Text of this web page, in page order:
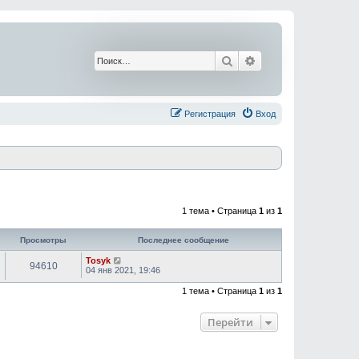
Поиск
Вход
Регистрация
1 тема • Страница 1 из 1
Просмотры Последнее сообщение
94610
Tosyk
04 янв 2021, 19:46
1 тема • Страница 1 из 1
Перейти